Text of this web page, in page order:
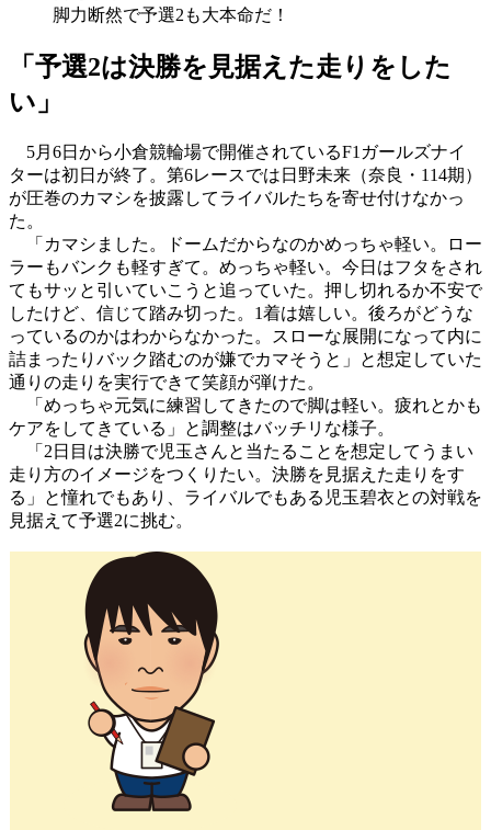
脚力断然で予選2も大本命だ！
「予選2は決勝を見据えた走りをした
い」
5月6日から小倉競輪場で開催されているF1ガールズナイ
ターは初日が終了。第6レースでは日野未来（奈良・114期）
が圧巻のカマシを披露してライバルたちを寄せ付けなかっ
た。
「カマシました。ドームだからなのかめっちゃ軽い。ロー
ラーもバンクも軽すぎて。めっちゃ軽い。今日はフタをされ
てもサッと引いていこうと追っていた。押し切れるか不安で
したけど、信じて踏み切った。1着は嬉しい。後ろがどうな
っているのかはわからなかった。スローな展開になって内に
詰まったりバック踏むのが嫌でカマそうと」と想定していた
通りの走りを実行できて笑顔が弾けた。
「めっちゃ元気に練習してきたので脚は軽い。疲れとかも
ケアをしてきている」と調整はバッチリな様子。
「2日目は決勝で児玉さんと当たることを想定してうまい
走り方のイメージをつくりたい。決勝を見据えた走りをす
る」と憧れでもあり、ライバルでもある児玉碧衣との対戦を
見据えて予選2に挑む。